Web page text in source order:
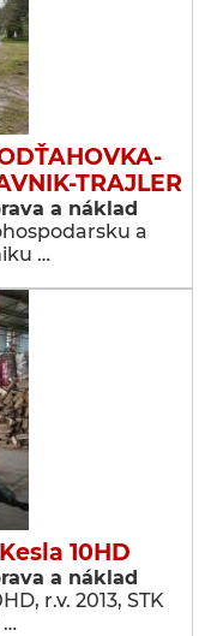
TRAJLER
a náklad
a
…
10HD
a náklad
r.v. 2013, STK
…